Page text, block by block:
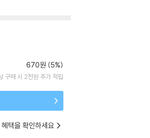
670원 (5%)
구매 시 2천원 추가 적립
택을 확인하세요